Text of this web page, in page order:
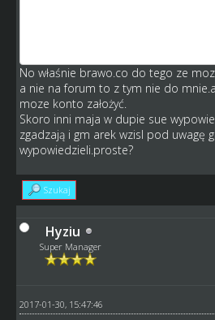
No właśnie brawo.co do tego ze
a nie na forum to z tym nie do
moze konto założyć.
Skoro inni maja w dupie sue
zgadzają i gm arek wzisl pod uwagę
wypowiedzieli.proste?
Szukaj
Hyziu
Super Manager
2017-01-30, 15:47:46